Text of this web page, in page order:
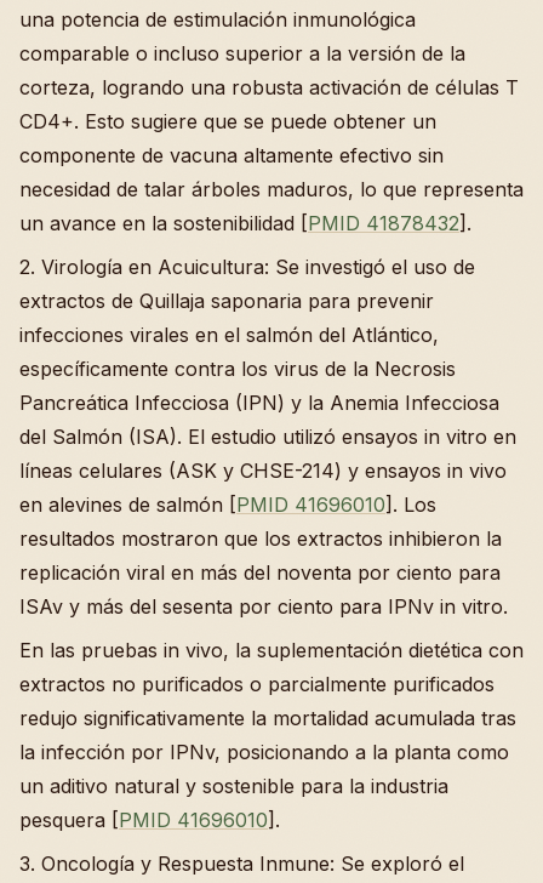
una potencia de estimulación inmunológica
comparable o incluso superior a la versión de la
corteza, logrando una robusta activación de células T
CD4+. Esto sugiere que se puede obtener un
componente de vacuna altamente efectivo sin
necesidad de talar árboles maduros, lo que representa
un avance en la sostenibilidad [PMID 41878432].
2. Virología en Acuicultura: Se investigó el uso de
extractos de Quillaja saponaria para prevenir
infecciones virales en el salmón del Atlántico,
específicamente contra los virus de la Necrosis
Pancreática Infecciosa (IPN) y la Anemia Infecciosa
del Salmón (ISA). El estudio utilizó ensayos in vitro en
líneas celulares (ASK y CHSE-214) y ensayos in vivo
en alevines de salmón [PMID 41696010]. Los
resultados mostraron que los extractos inhibieron la
replicación viral en más del noventa por ciento para
ISAv y más del sesenta por ciento para IPNv in vitro.
En las pruebas in vivo, la suplementación dietética con
extractos no purificados o parcialmente purificados
redujo significativamente la mortalidad acumulada tras
la infección por IPNv, posicionando a la planta como
un aditivo natural y sostenible para la industria
pesquera [PMID 41696010].
3. Oncología y Respuesta Inmune: Se exploró el